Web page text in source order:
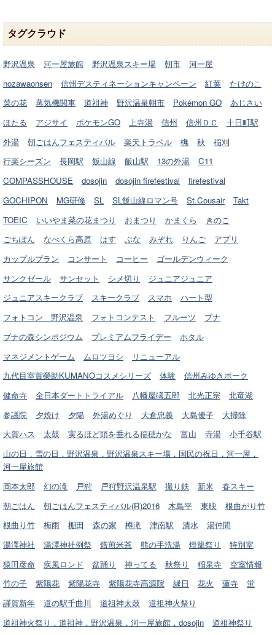
タグクラウド
野沢温泉 河一屋旅館 野沢温泉スキー場 朝市
河一屋
nozawaonsen
信州デスティネーションキャンペーン 紅葉
たけのこ
菜の花
蒸気機関車 道祖神 野沢温泉朝市 Pokémon GO
あじさい
ほたる
アジサイ ポケモンGO 上寺湯 信州 信州ＤＣ
十日町駅
外湯
朝ごはんフェスティバル 楽天トラベル 橅 秋
稲刈
行楽シーズン
長岡駅 飯山線 飯山駅 13の外湯
C11
COMPASSHOUSE
dosojin dosojin firefestival
firefestival
GOCHIPON
MG研修 SL SL飯山線ロマン号 St.Cousair
Takt
TOEIC
いいやま菜の花まつり おまつり かまくら
きのこ
ごちぽん
なべくら高原 はす ぶな みぞれ りんご
アプリ
カップルプラン
コンサート コーヒー
ゴールデンウィーク
サンクゼール
サンセット シメ切り
ジュニアジュニア
ジュニアスキークラブ
スキークラブ スマホ
ハート型
フォトコン 野沢温泉
フォトコンテスト フルーツ
ブナ
ブナの森シンポジウム
プレミアムフライデー
ホタル
マネジメントゲーム
ムロツヨシ
リニューアル
九代目室賀榮助KUMANOコスメシリーズ
体験
信州みゆきポーク
健命寺
全日本ダートトライアル 八幡屋礒五郎 北光正宗
北竜湖
参議院
夕焼け 夕陽 外湯めぐり 大倉忠義 大島優子
大掃除
大賀ハス
太鼓 実るほど頭を垂れる稲穂かな 富山 寺湯
小千谷駅
山の日，雪の日，野沢温泉，野沢温泉スキー場，国民の祝日，河一屋，
河一屋旅館
岡本太郎
幻の滝 戸狩 戸狩野沢温泉駅 撮り鉄 新米
春スキー
朝ごはん
朝ごはんフェスティバル(R)2016 木島平 東映
根曲がり竹
根曲り竹
梅雨 棚田 森の家 樽滝 津南駅 清水
湯仲間
湯澤神社
湯澤神社例祭 焙煎米茶 熊の手洗湯 燈籠祭り
特別室
猿田彦命
疾風ロンド 盆踊り 神ってる 秋祭り 稲泉寺
空室情報
竹の子
紫陽花 紫陽花寺 紫陽花寺高源院 縁日 花火 蓮寺
蛍
謹賀新年
道の駅千曲川 道祖神太鼓
道祖神火祭り
道祖神火祭り，道祖神，野沢温泉，河一屋旅館，dosojin
道祖神祭り